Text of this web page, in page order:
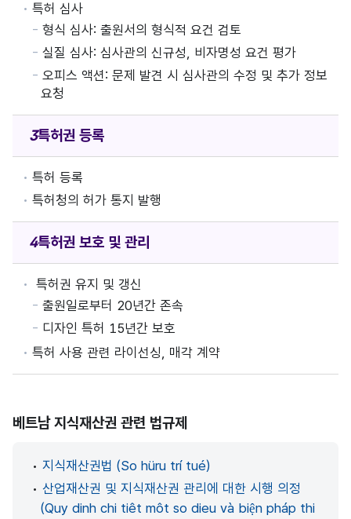
특허 심사
형식 심사: 출원서의 형식적 요건 검토
실질 심사: 심사관의 신규성, 비자명성 요건 평가
오피스 액션: 문제 발견 시 심사관의 수정 및 추가 정보
요청
특허권 등록
특허 등록
특허청의 허가 통지 발행
특허권 보호 및 관리
특허권 유지 및 갱신
출원일로부터 20년간 존속
디자인 특허 15년간 보호
특허 사용 관련 라이선싱, 매각 계약
베트남 지식재산권 관련 법규제
• 지식재산권법 (So hüru trí tué)
• 산업재산권 및 지식재산권 관리에 대한 시행 의정
(Quy dinh chi tiêt môt so dieu và biện pháp thi